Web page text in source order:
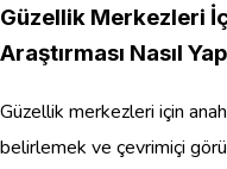
Güzellik Merkezleri
Araştırması Nasıl
Güzellik merkezleri için
belirlemek ve çevrimiçi